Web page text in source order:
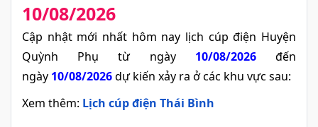
10/08/2026
Cập nhật mới nhất hôm nay lịch cúp điện Huyện
Quỳnh Phụ từ ngày
10/08/2026đến
ngày 10/08/2026dự kiến xảy ra ở các khu vực sau:
Xem thêm: Lịch cúp điện Thái Bình